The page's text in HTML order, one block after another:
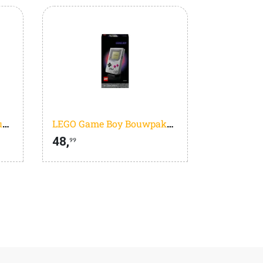
LEGO Botanicals Petite Sunny Bouquet - 10347 LEGO Game Boy Bouwpakket voor Volwassenen - 72046
48,99